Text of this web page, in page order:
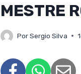
MESTRE
PorSergio Silva